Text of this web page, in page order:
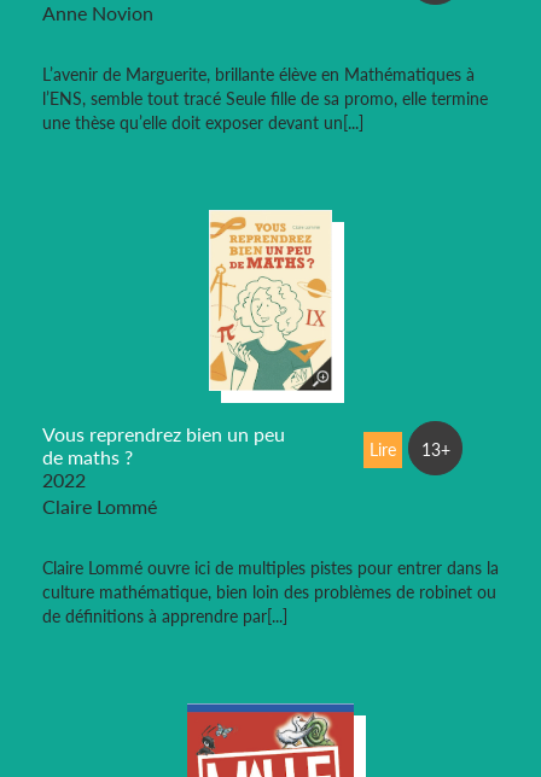
Anne Novion
L’avenir de Marguerite, brillante élève en Mathématiques à
l’ENS, semble tout tracé Seule fille de sa promo, elle termine
une thèse qu’elle doit exposer devant un[...]
Vous reprendrez bien un peu
de maths ?
2022
Claire Lommé
Claire Lommé ouvre ici de multiples pistes pour entrer dans la
culture mathématique, bien loin des problèmes de robinet ou
de définitions à apprendre par[...]
Lire 13+